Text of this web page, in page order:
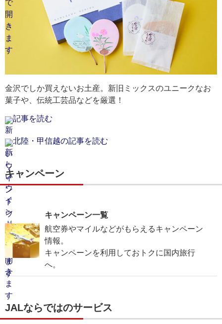
金沢でしか買えないお土産。新旧ミックスのユニークなお
菓子や、伝統工芸品などを厳選！
記事を読む
北陸・甲信越の記事を読む
キャンペーン
キャンペーン一覧
航空券やマイルなどがもらえるキャンペーン
情報。
キャンペーンを利用しておトクに国内旅行
へ。
JALならではのサービス